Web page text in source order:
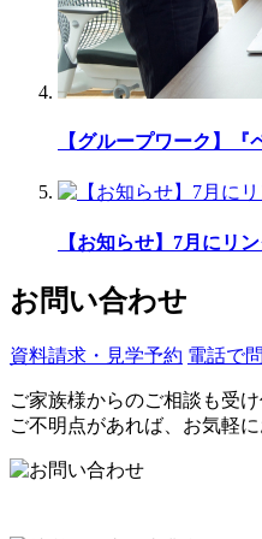
【グループワーク】『
【お知らせ】7月にリ
お問い合わせ
資料請求・見学予約 電話で
ご家族様からのご相談も受け
ご不明点があれば、お気軽